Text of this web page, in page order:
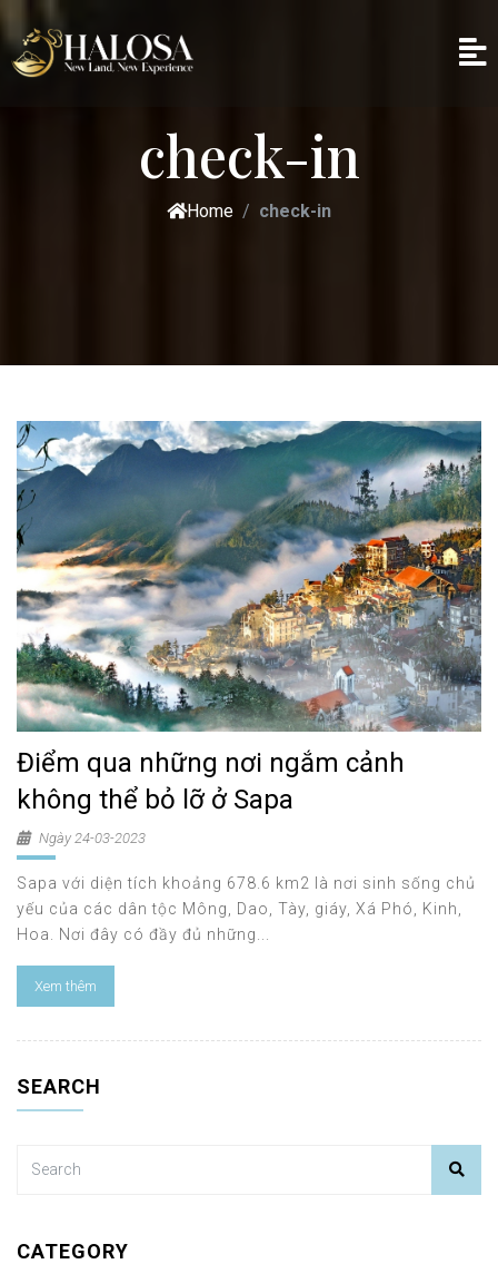
check-in
Home check-in
Điểm qua những nơi ngắm cảnh
không thể bỏ lỡ ở Sapa
Ngày 24-03-2023
Sapa với diện tích khoảng 678.6 km2 là nơi sinh sống chủ
yếu của các dân tộc Mông, Dao, Tày, giáy, Xá Phó, Kinh,
Hoa. Nơi đây có đầy đủ những...
Xem thêm
SEARCH
CATEGORY